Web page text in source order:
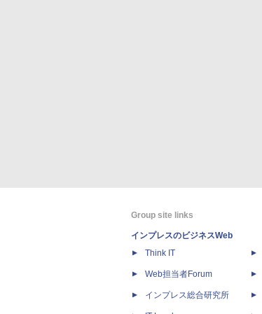
Group site links
インプレスのビジネスWeb
Think IT
Web担当者Forum
インプレス総合研究所